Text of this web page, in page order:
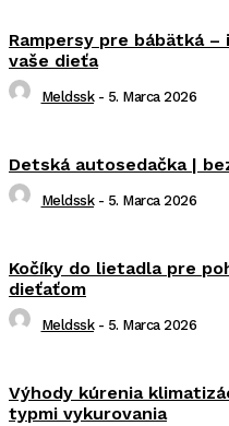
Rampersy pre bábätká
vaše dieťa
Meldssk - 5. Marca 2026
Detská autosedačka |
Meldssk - 5. Marca 2026
Kočíky do lietadla pre
dieťaťom
Meldssk - 5. Marca 2026
Výhody kúrenia
typmi vykurovania